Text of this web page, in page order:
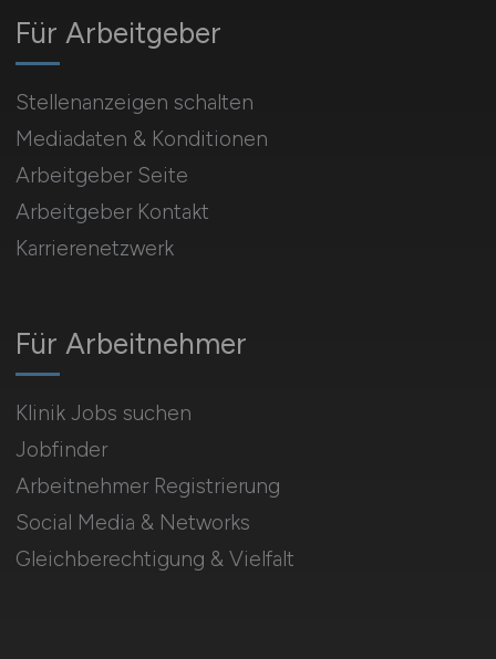
Für Arbeitnehmer
Klinik Jobs suchen
Jobfinder
Arbeitnehmer Registrierung
Social Media & Networks
Gleichberechtigung & Vielfalt
Für Arbeitgeber
Stellenanzeigen schalten
Mediadaten & Konditionen
Arbeitgeber Seite
Arbeitgeber Kontakt
Karrierenetzwerk